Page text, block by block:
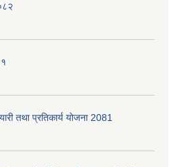
तथा प्रतिकार्य योजना 2081